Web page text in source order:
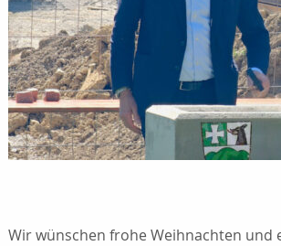
Wir wünschen frohe Weihnachten und